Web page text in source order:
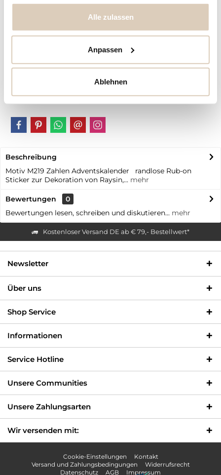
gesammelt haben.
Alle zulassen
Anpassen
Ablehnen
Fragen zum Artikel?
Vorteile
Beschreibung
Motiv M219 Zahlen Adventskalender randlose Rub-on
Sticker zur Dekoration von Raysin,... mehr
Bewertungen
0
Bewertungen lesen, schreiben und diskutieren... mehr
Kostenloser Versand DE ab € 79,- Bestellwert*
Newsletter
Über uns
Shop Service
Informationen
Service Hotline
Unsere Communities
Unsere Zahlungsarten
Wir versenden mit:
Cookie-Einstellungen
Kontakt
Versand und Zahlungsbedingungen
Widerrufsrecht
Datenschutz
AGB Impressum